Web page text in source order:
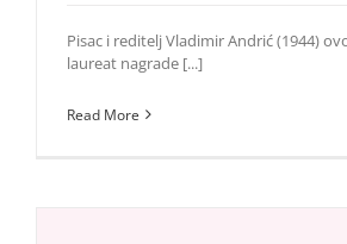
Pisac i reditelj Vladimir Andrić (1944)
laureat nagrade [...]
Read More